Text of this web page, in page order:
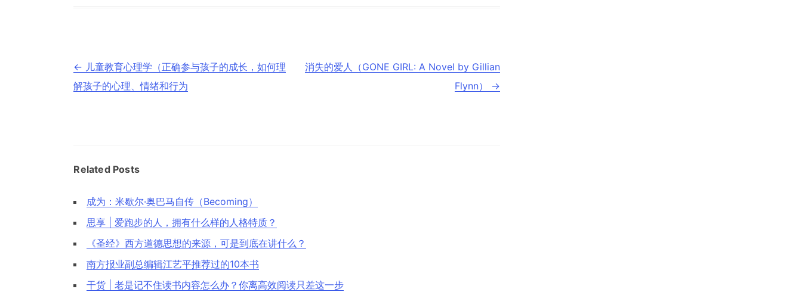
文
章
导
← 儿童教育心理学（正确参与孩子的成长，如何理
解孩子的心理、情绪和行为
消失的爱人（GONE GIRL: A Novel by Gillian
Flynn）
→
Related Posts
成为：米歇尔·奥巴马自传（Becoming）
思享 | 爱跑步的人，拥有什么样的人格特质？
《圣经》西方道德思想的来源，可是到底在讲什么？
南方报业副总编辑江艺平推荐过的10本书
干货 | 老是记不住读书内容怎么办？你离高效阅读只差这一步